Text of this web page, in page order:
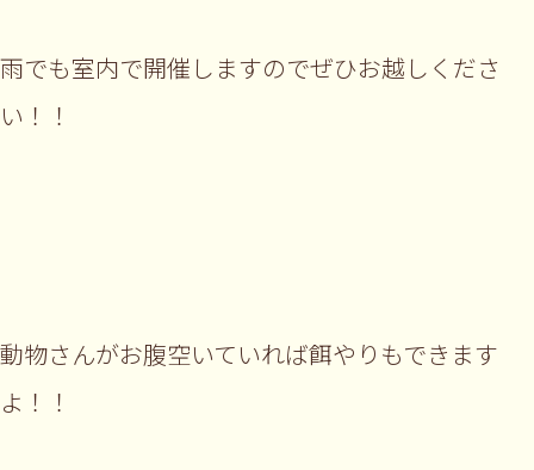
雨でも室内で開催しますのでぜひお越しくださ
い！！
動物さんがお腹空いていれば餌やりもできます
よ！！